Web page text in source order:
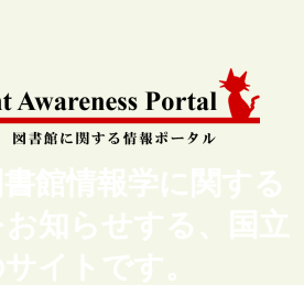
館情報学に関する
知らせする、国立
イトです。